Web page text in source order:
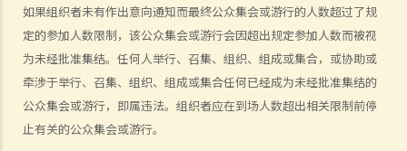
如果组织者未有作出意向通知而最终公众集会或游行的人数超过了规
定的参加人数限制，该公众集会或游行会因超出规定参加人数而被视
为未经批准集结。任何人举行、召集、组织、组成或集合，或协助或
牵涉于举行、召集、组织、组成或集合任何已经成为未经批准集结的
公众集会或游行，即属违法。组织者应在到场人数超出相关限制前停
止有关的公众集会或游行。
1. 私人集会及游行受《公安条例》规管吗？
2. 组织者需要为私人处所（如私家路）举行的集会或游行取得不反对通
知吗？
3. 组织者组织公众集会或游行需要做什么？
4. 警方可否仅仅因为公众集会或游行可能对公众造成不便而发出禁止或